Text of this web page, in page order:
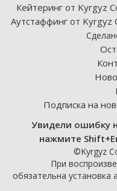
Кейтеринг от Kyrgyz
Аутстаффинг от Kyrgyz
Подписка на
Увидели ошибку
нажмите
©Kyrgyz
При
обязательна установка